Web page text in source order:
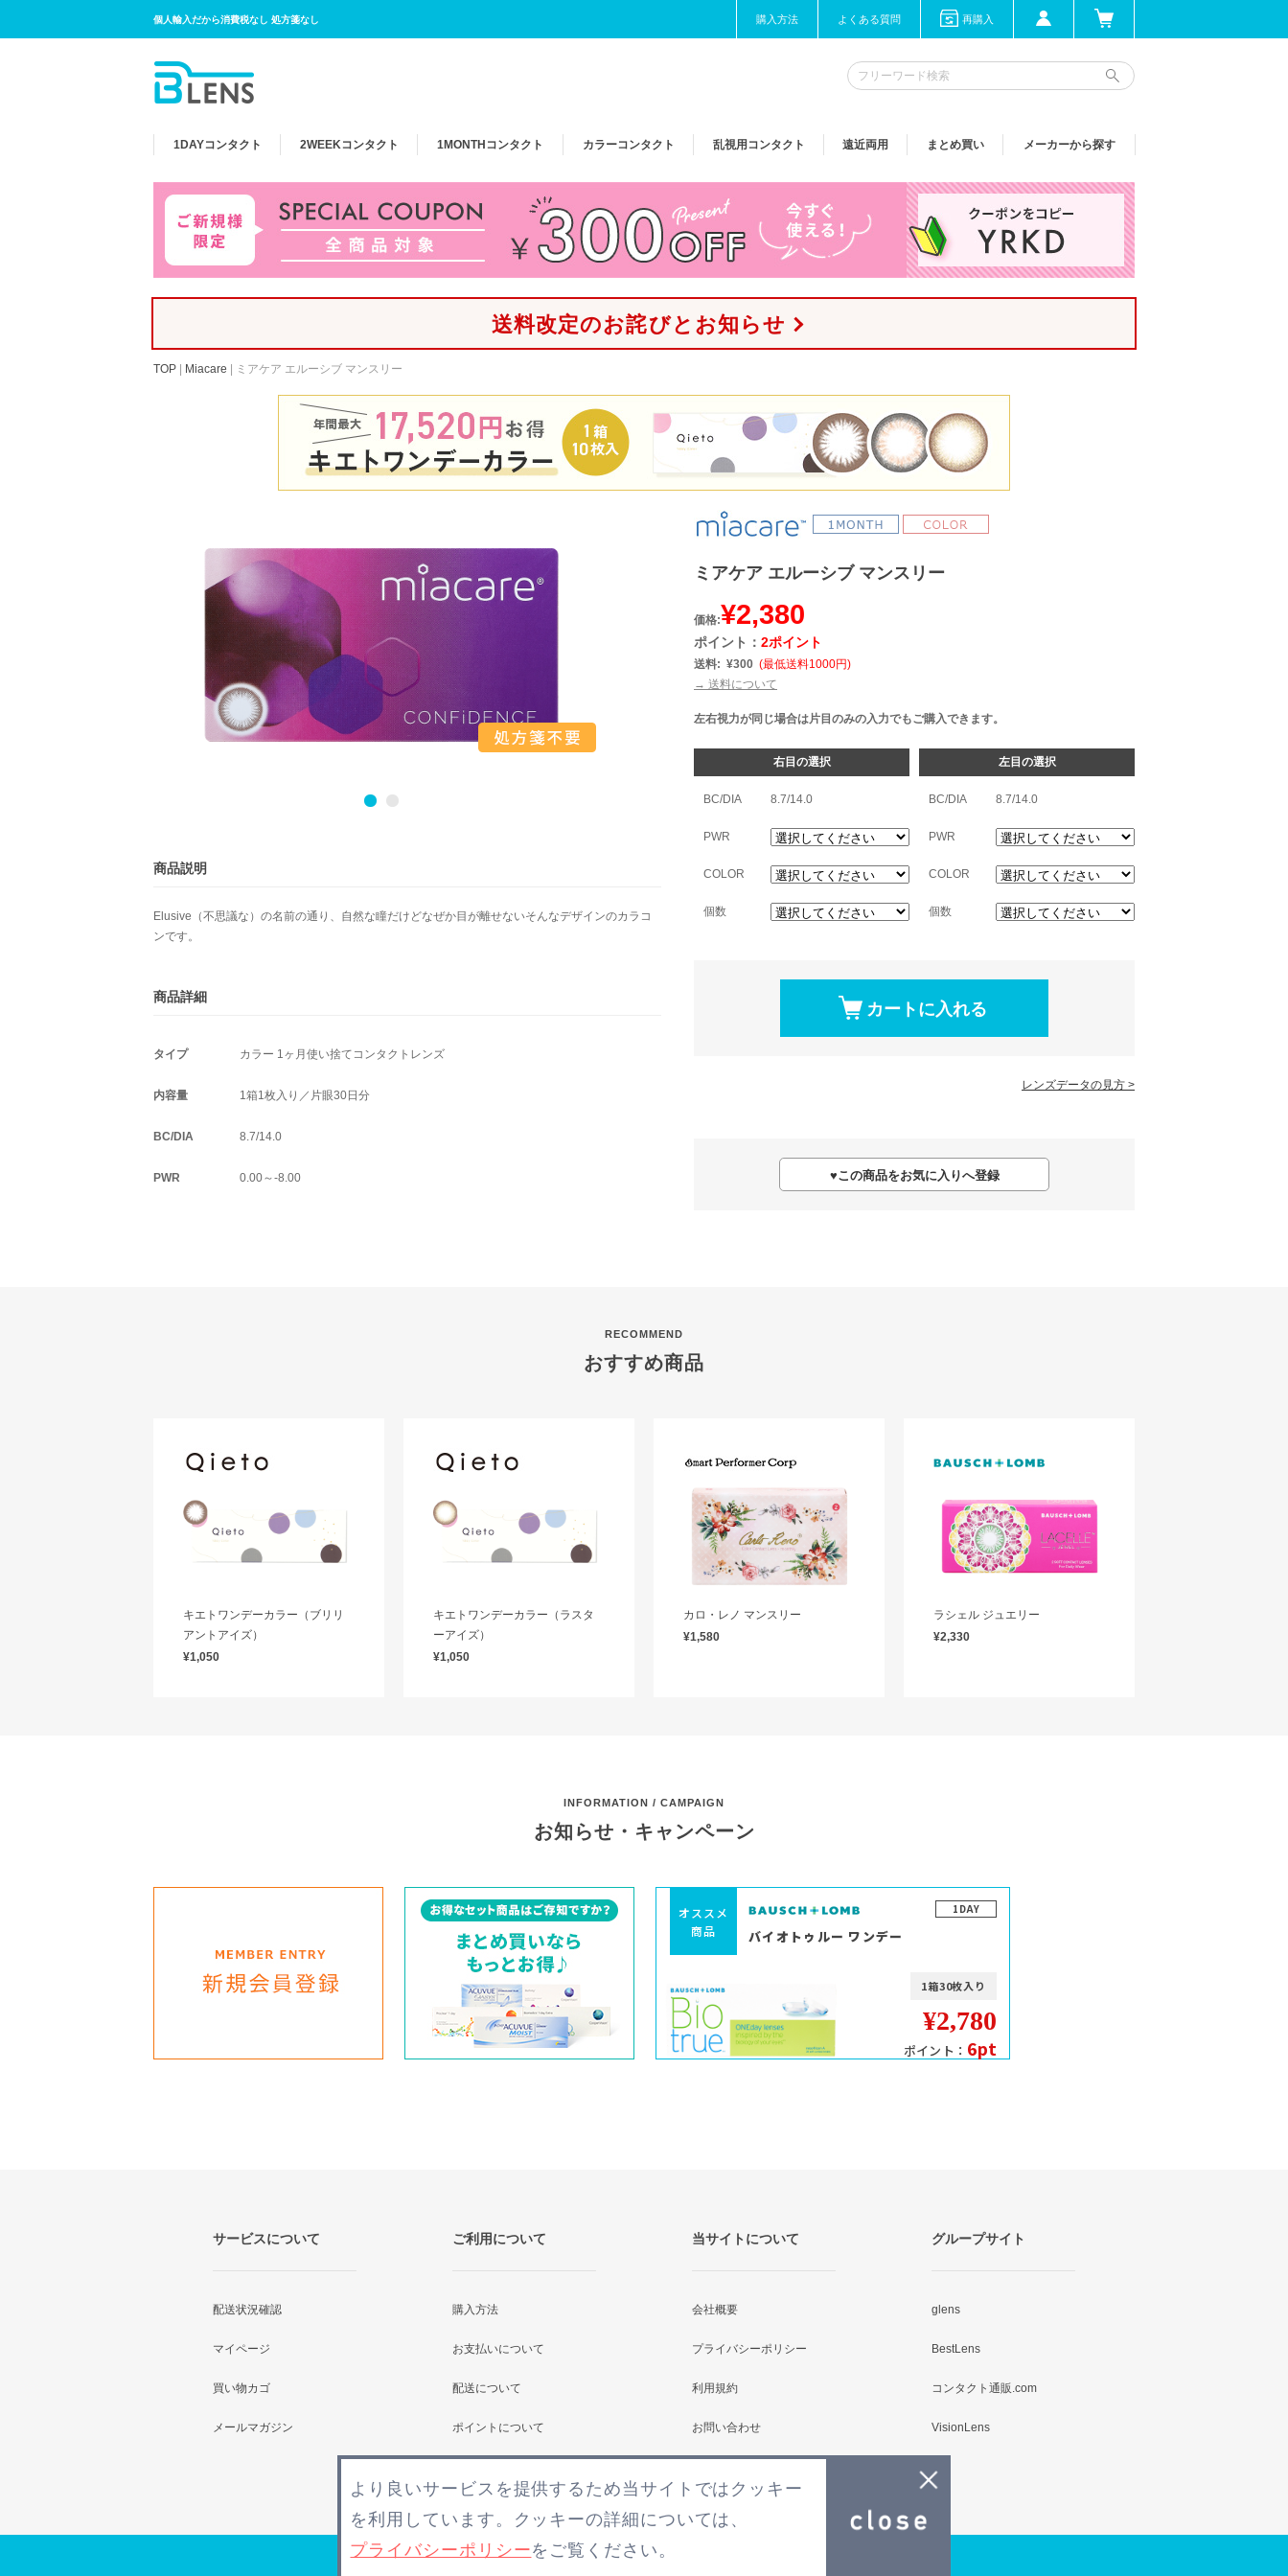
個人輸入だから消費税なし 処方箋なし 購入方法 よくある質問 再購入
1DAYコンタクト 2WEEKコンタクト 1MONTH コンタクト カラーコンタクト 乱視用 コンタクト 遠近両用 まとめ買い メーカーから探す
送料改定のお詫びとお知らせ
TOP Miacare ミアケア エルーシブ マンスリー
商品説明
Elusive（不思議な）の名前の通り、自然な瞳だけどなぜか目が離せないそんなデザインのカラコ
ンです。
商品詳細
タイプ カラー 1ヶ月使い捨てコンタクトレンズ
内容量 1箱1枚入り／片眼30日分
BC/DIA 8.7/14.0
PWR 0.00～-8.00
ミアケア エルーシブ マンスリー
価格:¥2,380
ポイント： 2ポイント
送料: ¥300 (最低送料1000円)
→ 送料について
左右視力が同じ場合は片目のみの入力でもご購入できます。
右目の選択
BC/DIA 8.7/14.0
PWR
COLOR
個数
左目の選択
BC/DIA 8.7/14.0
PWR
COLOR
個数
レンズデータの見方 >
♥この商品をお気に入りへ登録
RECOMMEND
おすすめ商品
キエトワンデーカラー（ブリリ
アントアイズ）
¥1,050
キエトワンデーカラー（ラスタ
ーアイズ）
¥1,050
カロ・レノ マンスリー
¥1,580
ラシェル ジュエリー
¥2,330
INFORMATION / CAMPAIGN
お知らせ・キャンペーン
1DAY
オススメ
商品
バイオトゥルー ワンデー
1箱30枚入り
¥2,780
ポイント： 6pt
サービスについて
配送状況確認
マイページ
買い物カゴ
メールマガジン
ご利用について
購入方法
お支払いについて
配送について
ポイントについて
当サイトについて
会社概要
プライバシーポリシー
利用規約
お問い合わせ
グループサイト
glens
BestLens
コンタクト通販.com
VisionLens
COPYRIGHT2026(C) BLENS ALL RIGHTS RESERVED
より良いサービスを提供するため当サイトではクッキー
を利用しています。クッキーの詳細については、
プライバシーポリシーをご覧ください。